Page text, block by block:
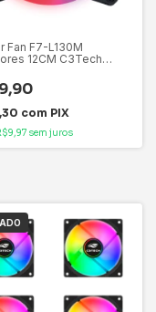
Fan F7-L130M
12CM C3Tech
Hidráulico
com PIX
sem juros